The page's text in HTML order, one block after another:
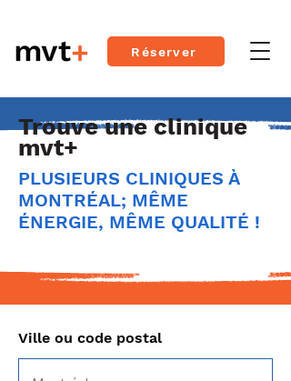
Réserver
Trouve une clinique
mvt+
PLUSIEURS CLINIQUES À
MONTRÉAL; MÊME
ÉNERGIE, MÊME QUALITÉ !
Ville ou code postal